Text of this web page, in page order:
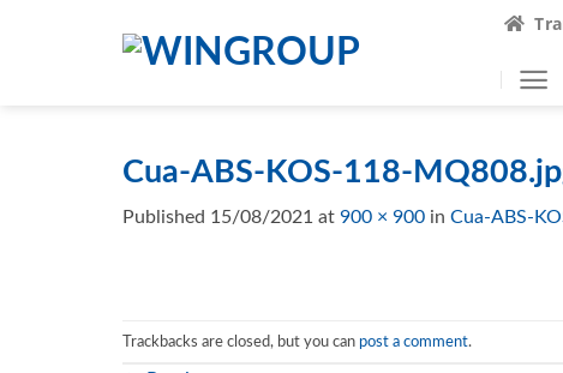
Cua-ABS-KOS-118-
Published 15/08/2021 at 900 × 900 in Cua-ABS-
Trackbacks are closed, but you can post a comment.